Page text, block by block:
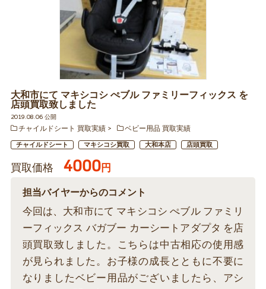
大和市にて マキシコシ ぺブル ファミリーフィックス を
店頭買取致しました
2019.08.06 公開
チャイルドシート 買取実績
ベビー用品 買取実績
チャイルドシート マキシコシ買取 大和本店 店頭買取
買取価格 4000円
担当バイヤーからのコメント
今回は、大和市にて マキシコシ ぺブル ファミリ
ーフィックス バガブー カーシートアダプタ を店
頭買取致しました。こちらは中古相応の使用感
が見られました。お子様の成長とともに不要に
なりましたベビー用品がございましたら、アシ